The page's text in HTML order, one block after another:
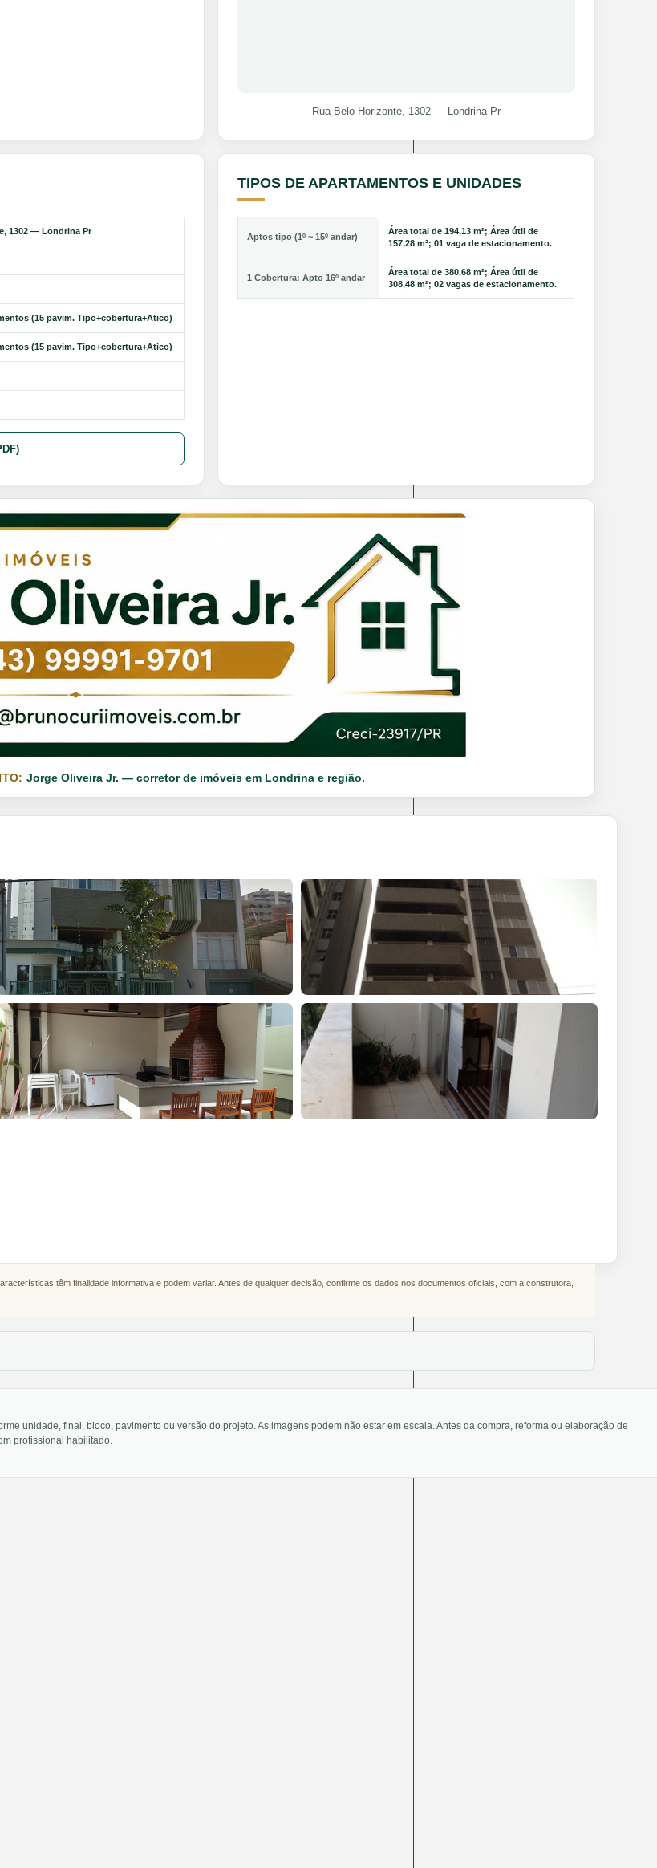
Rua Belo Horizonte, 1302 — Londrina Pr
1302 — Londrina Pr
(15 pavim. Tipo+cobertura+Atico)
(15 pavim. Tipo+cobertura+Atico)
TIPOS DE APARTAMENTOS E UNIDADES
Aptos tipo (1º ~ 15º andar)
Área total de 194,13 m²; Área útil de
157,28 m²; 01 vaga de estacionamento.
1 Cobertura: Apto 16º andar
Área total de 380,68 m²; Área útil de
308,48 m²; 02 vagas de estacionamento.
Jorge Oliveira Jr. — corretor de imóveis em Londrina e região.
têm finalidade informativa e podem variar. Antes de qualquer decisão, confirme os dados nos documentos oficiais, com a construtora,
unidade, final, bloco, pavimento ou versão do projeto. As imagens podem não estar em escala. Antes da compra, reforma ou elaboração de
profissional habilitado.